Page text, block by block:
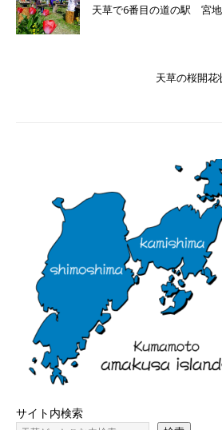
天草で6番目の道の駅 宮
天草の桜開花
サイト内検索